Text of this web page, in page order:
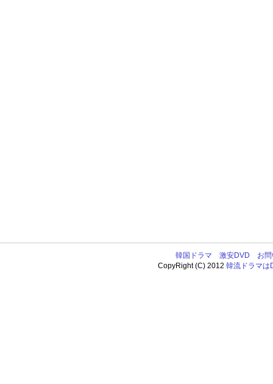
韓国ドラマ 激安DVD
お
CopyRight (C) 2012韓流ドラマは